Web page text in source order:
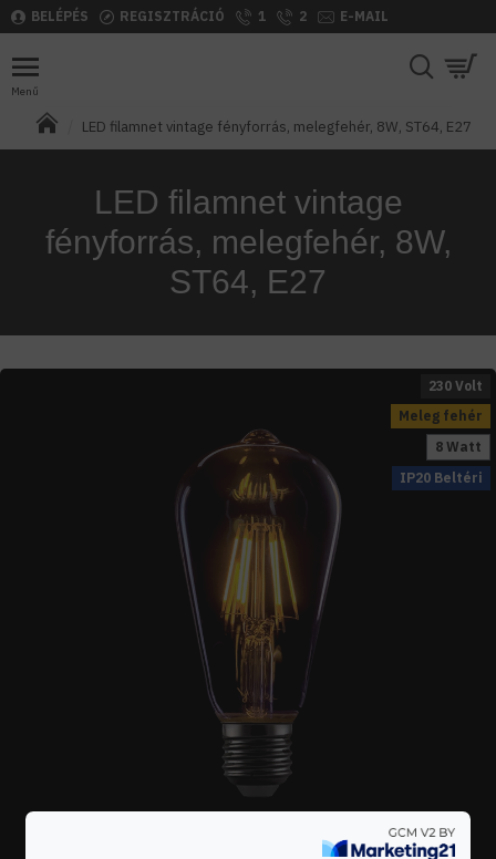
BELÉPÉS REGISZTRÁCIÓ 1 2 E-MAIL
LED filamnet vintage fényforrás, melegfehér, 8W, ST64, E27
LED filamnet vintage
fényforrás, melegfehér, 8W,
ST64, E27
Meleg fehér
IP20 Beltéri
8 Watt
230 Volt